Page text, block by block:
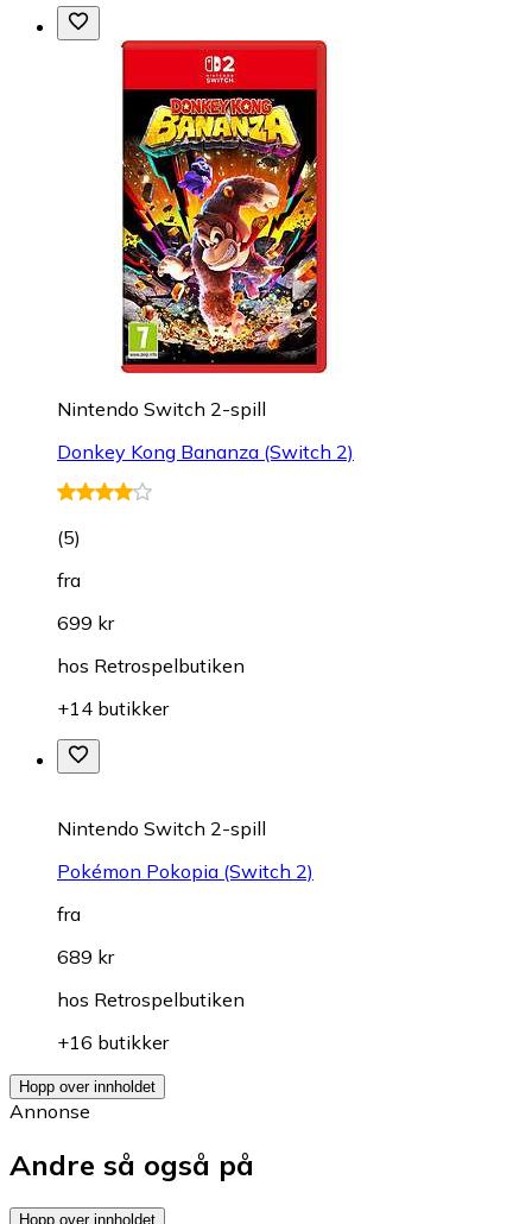
Nintendo Switch 2-spill
Donkey Kong Bananza (Switch 2)
(5)
fra
699 kr
hos Retrospelbutiken
+14 butikker
Nintendo Switch 2-spill
Pokémon Pokopia (Switch 2)
fra
689 kr
hos Retrospelbutiken
+16 butikker
Hopp over innholdet
Annonse
Andre så også på
Hopp over innholdet